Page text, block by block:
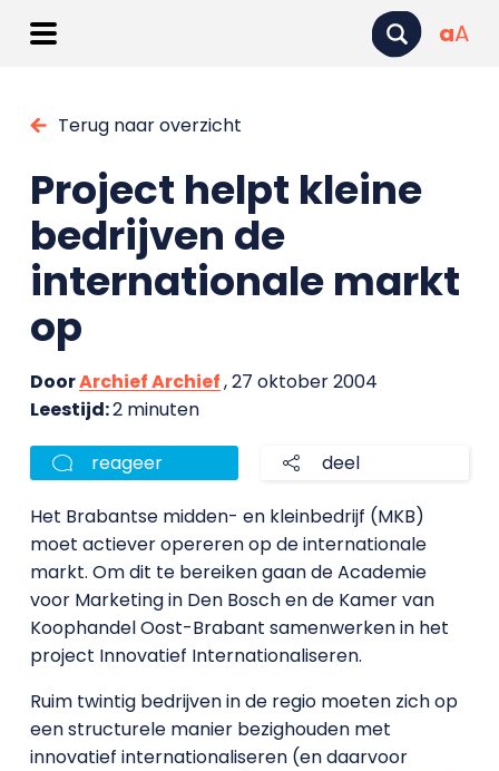
aA
Terug naar overzicht
Project helpt kleine
bedrijven de
internationale markt
op
DoorArchief Archief, 27 oktober 2004
Leestijd:2 minuten
reageer deel
Het Brabantse midden- en kleinbedrijf (MKB)
moet actiever opereren op de internationale
markt. Om dit te bereiken gaan de Academie
voor Marketing in Den Bosch en de Kamer van
Koophandel Oost-Brabant samenwerken in het
project Innovatief Internationaliseren.
Ruim twintig bedrijven in de regio moeten zich op
een structurele manier bezighouden met
innovatief internationaliseren (en daarvoor